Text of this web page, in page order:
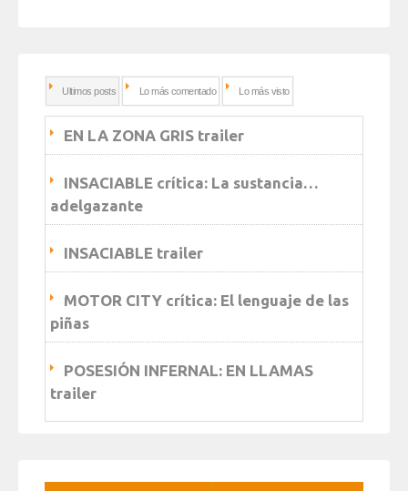
Ultimos posts Lo más comentado Lo más visto
EN LA ZONA GRIS trailer
INSACIABLE crítica: La sustancia…
adelgazante
INSACIABLE trailer
MOTOR CITY crítica: El lenguaje de las
piñas
POSESIÓN INFERNAL: EN LLAMAS
trailer